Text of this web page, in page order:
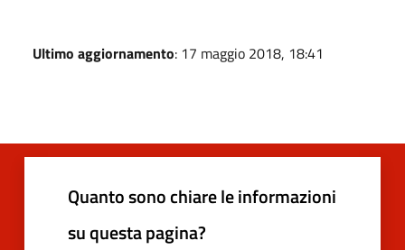
Ultimo aggiornamento: 17 maggio 2018, 18:41
Quanto sono chiare le informazioni
su questa pagina?